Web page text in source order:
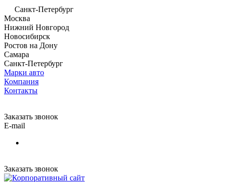
Санкт-Петербург
Москва
Нижний Новгород
Новосибирск
Ростов на Дону
Самара
Санкт-Петербург
Марки авто
Компания
Контакты
Заказать звонок
E-mail
Заказать звонок